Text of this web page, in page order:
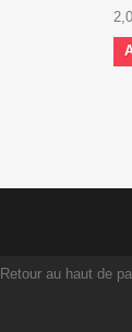
Retour au haut de